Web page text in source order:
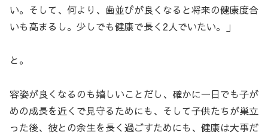
い。そして、何より、歯並びが良くなると将来の健康度合
いも高まるし。少しでも健康で長く2人でいたい。」
と。
容姿が良くなるのも嬉しいことだし、確かに一日でも子が
めの成長を近くで見守るためにも、そして子供たちが巣立
った後、彼との余生を長く過ごすためにも、健康は大事だ